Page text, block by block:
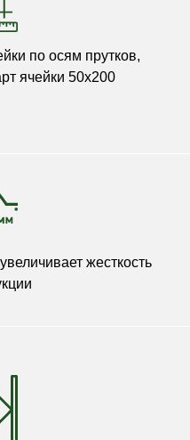
по осям прутков,
ячейки 50х200
жесткость